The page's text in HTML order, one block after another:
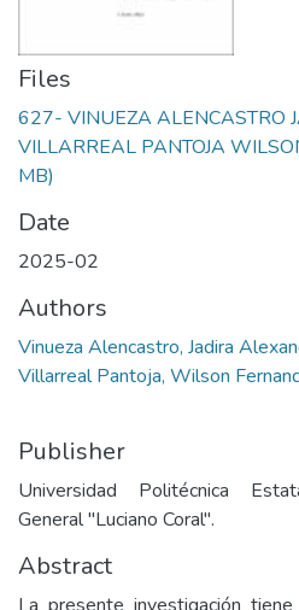
Files
627- VINUEZA ALENCASTRO
VILLARREAL PANTOJA
MB)
Date
2025-02
Authors
Vinueza Alencastro, Jadira
Villarreal Pantoja, Wilson
Publisher
Universidad Politécnica
General "Luciano Coral".
Abstract